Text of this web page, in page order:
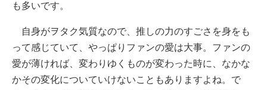
も多いです。
自身がヲタク気質なので、推しの力のすごさを身をも
って感じていて、やっぱりファンの愛は大事。ファンの
愛が薄ければ、変わりゆくものが変わった時に、なかな
かその変化についていけないこともありますよね。で